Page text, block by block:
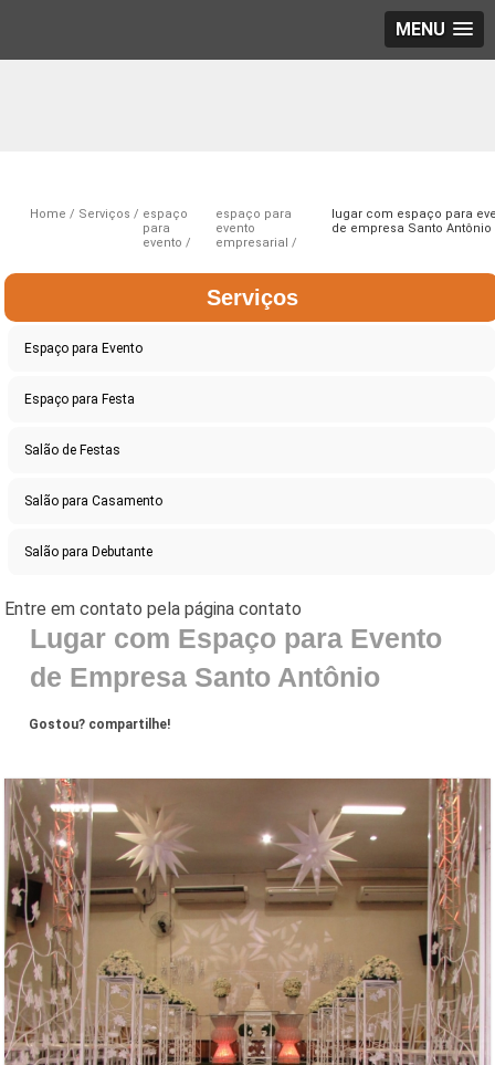
MENU
Home Serviços
espaço
para
evento
espaço para
evento
empresarial
lugar com espaço para
de empresa Santo Antônio
Serviços
Espaço para Evento
Espaço para Festa
Salão de Festas
Salão para Casamento
Salão para Debutante
Lugar com Espaço para Evento
de Empresa Santo Antônio
Gostou? compartilhe!